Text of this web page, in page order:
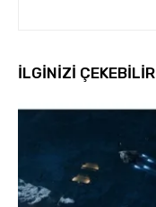
İLGINIZI ÇEKEBILIR